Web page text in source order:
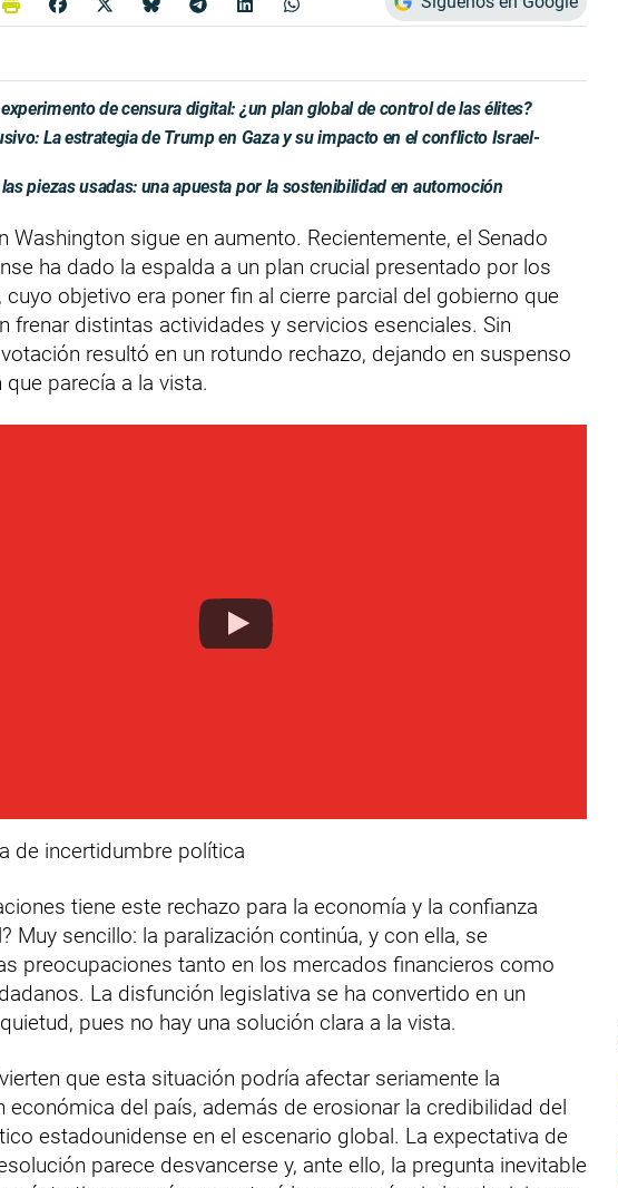
de censura digital: ¿un plan global de control de las élites?
La estrategia de Trump en Gaza y su impacto en el conflicto Israel-
piezas usadas: una apuesta por la sostenibilidad en automoción
Washington sigue en aumento. Recientemente, el Senado
ha dado la espalda a un plan crucial presentado por los
objetivo era poner fin al cierre parcial del gobierno que
frenar distintas actividades y servicios esenciales. Sin
resultó en un rotundo rechazo, dejando en suspenso
parecía a la vista.
de incertidumbre política
tiene este rechazo para la economía y la confianza
Muy sencillo: la paralización continúa, y con ella, se
preocupaciones tanto en los mercados financieros como
La disfunción legislativa se ha convertido en un
pues no hay una solución clara a la vista.
que esta situación podría afectar seriamente la
económica del país, además de erosionar la credibilidad del
estadounidense en el escenario global. La expectativa de
parece desvancerse y, ante ello, la pregunta inevitable